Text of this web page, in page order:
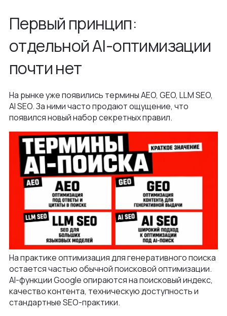
Первый принцип:
отдельной AI-оптимизации
почти нет
На рынке уже появились термины AEO, GEO, LLM SEO,
AI SEO. За ними часто продают ощущение, что
появился новый набор секретных правил.
На практике оптимизация для генеративного поиска
остается частью обычной поисковой оптимизации.
AI-функции Google опираются на поисковый индекс,
качество контента, техническую доступность и
стандартные SEO-практики.